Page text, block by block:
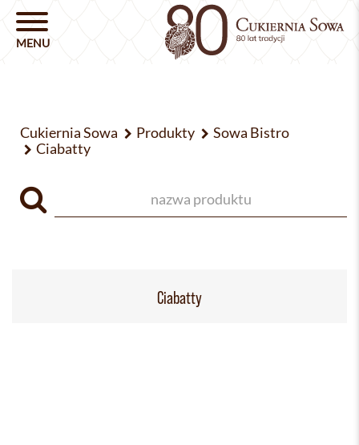
Cukiernia Sowa Produkty
Sowa Bistro
Ciabatty
Ciabatty